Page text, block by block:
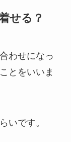
せる？
わせになっ
とをいいま
いです。